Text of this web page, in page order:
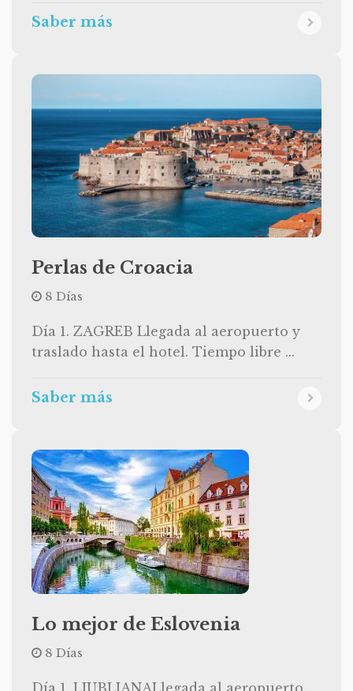
Saber más
Perlas de Croacia
8 Días
Día 1. ZAGREB Llegada al aeropuerto y
traslado hasta el hotel. Tiempo libre ...
Saber más
Lo mejor de Eslovenia
8 Días
Día 1. LIUBLIANALlegada al aeropuerto